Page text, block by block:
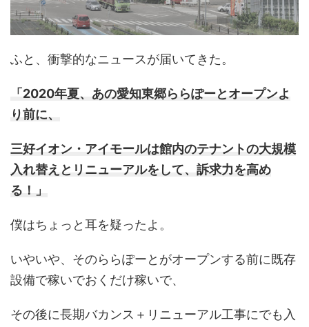
ふと、衝撃的なニュースが届いてきた。
「2020年夏、あの愛知東郷ららぽーとオープンよ
り前に、
三好イオン・アイモールは館内のテナントの大規模
入れ替えとリニューアルをして、訴求力を高め
る！」
僕はちょっと耳を疑ったよ。
いやいや、そのららぽーとがオープンする前に既存
設備で稼いでおくだけ稼いで、
その後に長期バカンス＋リニューアル工事にでも入